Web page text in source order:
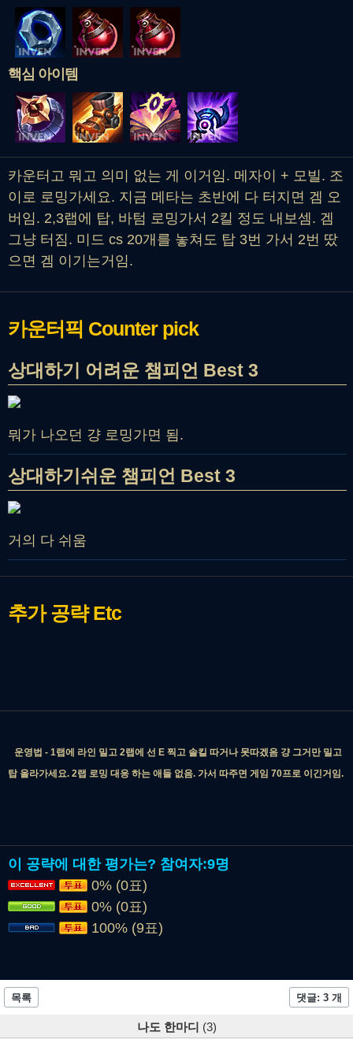
핵심 아이템
카운터고 뭐고 의미 없는 게 이거임. 메자이 + 모빌. 조
이로 로밍가세요. 지금 메타는 초반에 다 터지면 겜 오
버임. 2,3랩에 탑, 바텀 로밍가서 2킬 정도 내보셈. 겜
그냥 터짐. 미드 cs 20개를 놓쳐도 탑 3번 가서 2번 땄
으면 겜 이기는거임.
카운터픽 Counter pick
상대하기 어려운 챔피언 Best 3
뭐가 나오던 걍 로밍가면 됨.
상대하기쉬운 챔피언 Best 3
거의 다 쉬움
추가 공략Etc
운영법 - 1랩에 라인 밀고 2랩에 선 E 찍고 솔킬 따거나 못따겠음 걍 그거만 밀고
탑 올라가세요. 2랩 로밍 대응 하는 애들 없음. 가서 따주면 게임 70프로 이긴거임.
이 공략에 대한 평가는? 참여자:9명
0% (0표)
0% (0표)
100% (9표)
목록 댓글: 3 개
나도 한마디 (3)